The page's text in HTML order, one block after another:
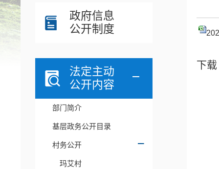
政府信息
公开制度
法定主动
公开内容
部门简介
基层政务公开目录
村务公开
玛艾村
下